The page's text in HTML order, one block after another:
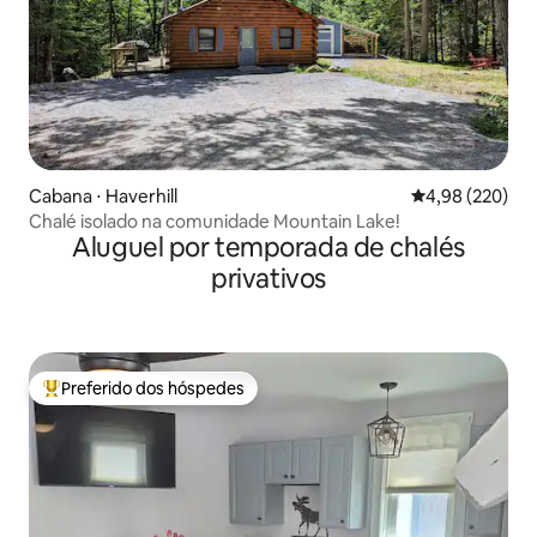
Cabana ⋅ Haverhill 4,98 de uma
4,98 (220)
Chalé isolado na comunidade Mountain Lake!
Aluguel por temporada de chalés
privativos
Entre os melhores preferidos dos hóspedes
Preferido dos hóspedes